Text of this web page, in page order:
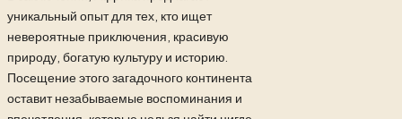
уникальный опыт для тех, кто ищет
невероятные приключения, красивую
природу, богатую культуру и историю.
Посещение этого загадочного континента
оставит незабываемые воспоминания и